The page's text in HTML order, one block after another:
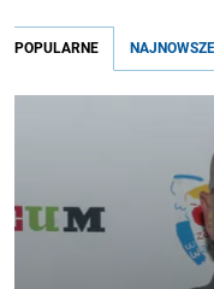
POPULARNE NAJNOWSZE